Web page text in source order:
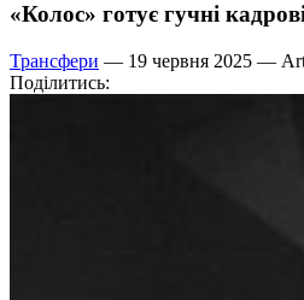
«Колос» готує гучні
Трансфери — 19 червня 2025 —
Поділитись: